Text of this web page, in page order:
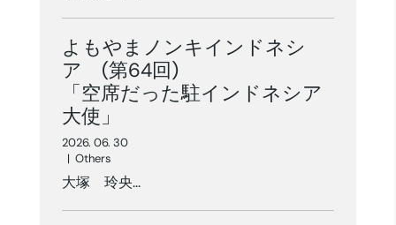
よもやまノンキインドネシ
ア (第64回)
「空席だった駐インドネシア
大使」
2026. 06. 30
| Others
大塚 玲央...